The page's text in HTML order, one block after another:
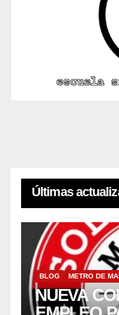
Últimas
BLOG METRO DE
NUEVA